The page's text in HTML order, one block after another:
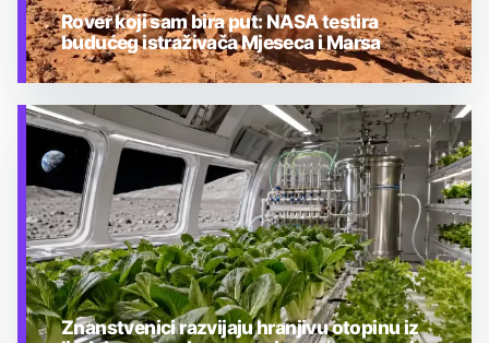
TEHNOLOGIJA
Rover koji sam bira put: NASA testira
budućeg istraživača Mjeseca i Marsa
Znanstvenici razvijaju hranjivu otopinu iz